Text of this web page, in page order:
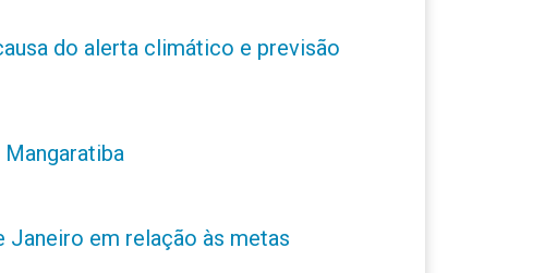
do alerta climático e previsão
Janeiro em relação às metas